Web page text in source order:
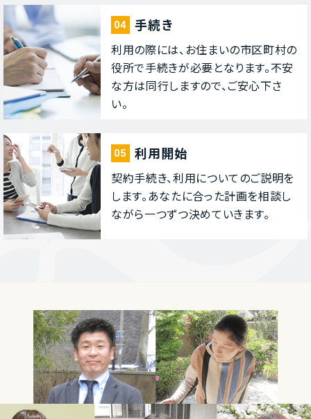
04 ⼿続き
利⽤の際には、お住まいの市区町村の
役所で⼿続きが必要となります。不安
な⽅は同⾏しますので、ご安⼼下さ
い。
05 利⽤開始
契約⼿続き、利⽤についてのご説明を
します。あなたに合った計画を相談し
ながら⼀つずつ決めていきます。